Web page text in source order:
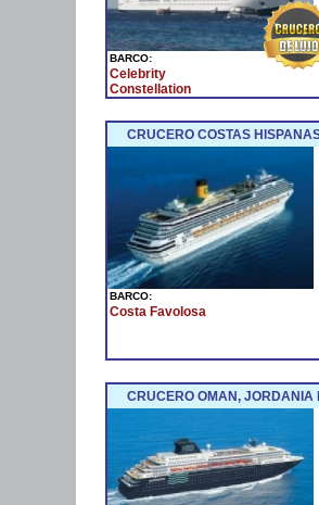
BARCO:
Celebrity
Constellation
CRUCERO COSTAS
BARCO:
Costa Favolosa
CRUCERO OMAN, JORDANIA